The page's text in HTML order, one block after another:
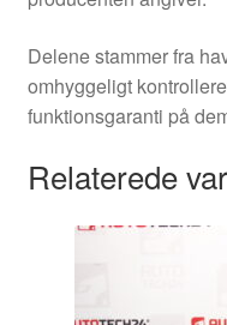
Delene stammer fra
omhyggeligt
funktionsgaranti på
Relaterede